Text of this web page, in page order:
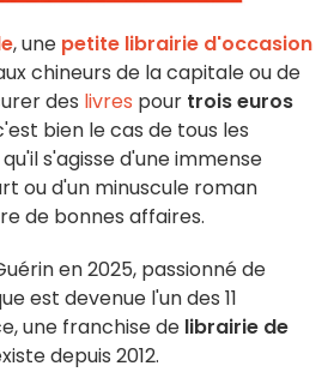
, une petite librairie d'occasion
chineurs de la capitale ou de
des livres pour trois euros
bien le cas de tous les
s'agisse d'une immense
ou d'un minuscule roman
de bonnes affaires.
en 2025, passionné de
est devenue l'un des 11
une franchise de librairie de
depuis 2012.